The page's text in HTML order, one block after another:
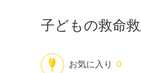
子どもの救命
お気に入り 0